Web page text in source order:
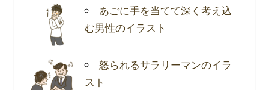
あごに手を当てて深く考え込
む男性のイラスト
怒られるサラリーマンのイラ
スト